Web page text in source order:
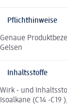
Pflichthinweise
Genaue
Gelsen
Inhaltsstoffe
Wirk - und
Isoalkane (C14 -C19